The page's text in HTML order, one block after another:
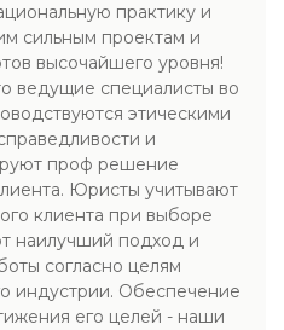
практику и
сильным проектам и
высочайшего уровня!
ведущие специалисты во
этическими
и
проф решение
Юристы учитывают
клиента при выборе
наилучший подход и
согласно целям
индустрии. Обеспечение
его целей - наши